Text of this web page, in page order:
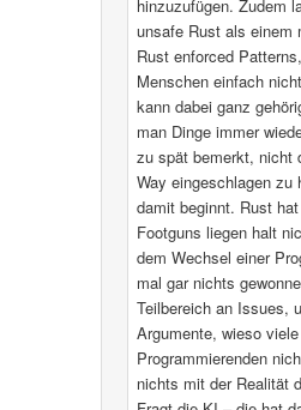
hinzuzufügen. Zudem
unsafe Rust als einem
Rust enforced
Menschen einfach
kann dabei ganz
man Dinge immer
zu spät bemerkt, nicht
Way eingeschlagen zu
damit beginnt. Rust
Footguns liegen halt
dem Wechsel einer
mal gar nichts
Teilbereich an Issues,
Argumente, wieso
Programmierenden
nichts mit der Realität